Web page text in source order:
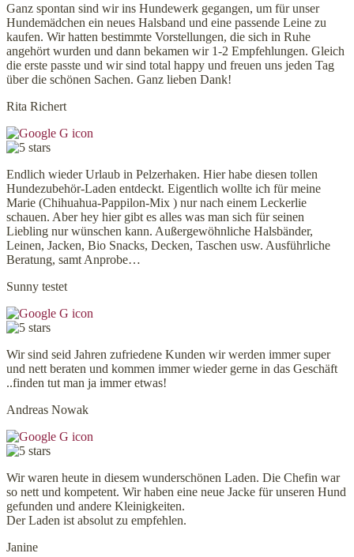
Ganz spontan sind wir ins Hundewerk gegangen, um für unser
Hundemädchen ein neues Halsband und eine passende Leine zu
kaufen. Wir hatten bestimmte Vorstellungen, die sich in Ruhe
angehört wurden und dann bekamen wir 1-2 Empfehlungen. Gleich
die erste passte und wir sind total happy und freuen uns jeden Tag
über die schönen Sachen. Ganz lieben Dank!
Rita Richert
Endlich wieder Urlaub in Pelzerhaken. Hier habe diesen tollen
Hundezubehör-Laden entdeckt. Eigentlich wollte ich für meine
Marie (Chihuahua-Pappilon-Mix ) nur nach einem Leckerlie
schauen. Aber hey hier gibt es alles was man sich für seinen
Liebling nur wünschen kann. Außergewöhnliche Halsbänder,
Leinen, Jacken, Bio Snacks, Decken, Taschen usw. Ausführliche
Beratung, samt Anprobe…
Sunny testet
Wir sind seid Jahren zufriedene Kunden wir werden immer super
und nett beraten und kommen immer wieder gerne in das Geschäft
..finden tut man ja immer etwas!
Andreas Nowak
Wir waren heute in diesem wunderschönen Laden. Die Chefin war
so nett und kompetent. Wir haben eine neue Jacke für unseren Hund
gefunden und andere Kleinigkeiten.
Der Laden ist absolut zu empfehlen.
Janine